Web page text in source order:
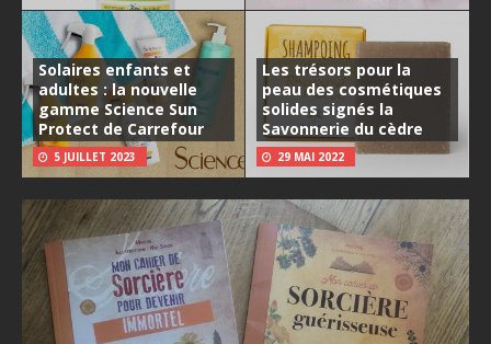
Solaires enfants et
adultes : la nouvelle
gamme Science Sun
Protect de Carrefour
5 JUILLET 2023
Les trésors pour la
peau des cosmétiques
solides signés la
Savonnerie du cèdre
29 MAI 2022